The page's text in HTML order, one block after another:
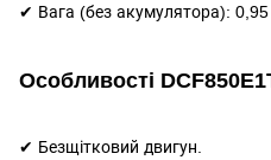
✔ Вага (без акумулятора): 0,95
Особливості
✔ Безщітковий двигун.